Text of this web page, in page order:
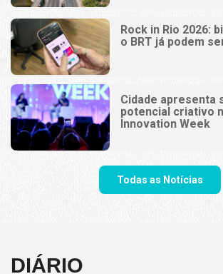
Rock in Rio 2026:
o BRT já podem
Cidade apresenta
potencial criativo
Innovation Week
Todas as Notícias
DIÁRIO